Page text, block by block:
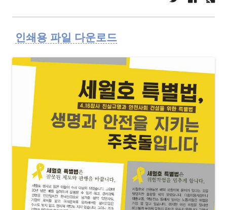
인쇄용 파일 다운로드